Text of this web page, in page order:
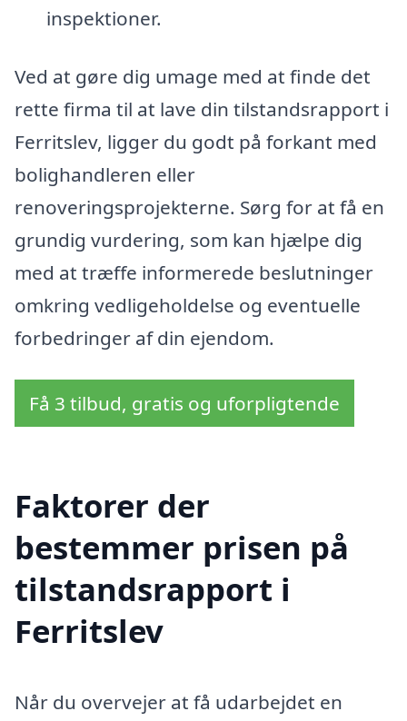
inspektioner.
Ved at gøre dig umage med at finde det
rette firma til at lave din tilstandsrapport i
Ferritslev, ligger du godt på forkant med
bolighandleren eller
renoveringsprojekterne. Sørg for at få en
grundig vurdering, som kan hjælpe dig
med at træffe informerede beslutninger
omkring vedligeholdelse og eventuelle
forbedringer af din ejendom.
Få 3 tilbud, gratis og uforpligtende
Faktorer der
bestemmer prisen på
tilstandsrapport i
Ferritslev
Når du overvejer at få udarbejdet en